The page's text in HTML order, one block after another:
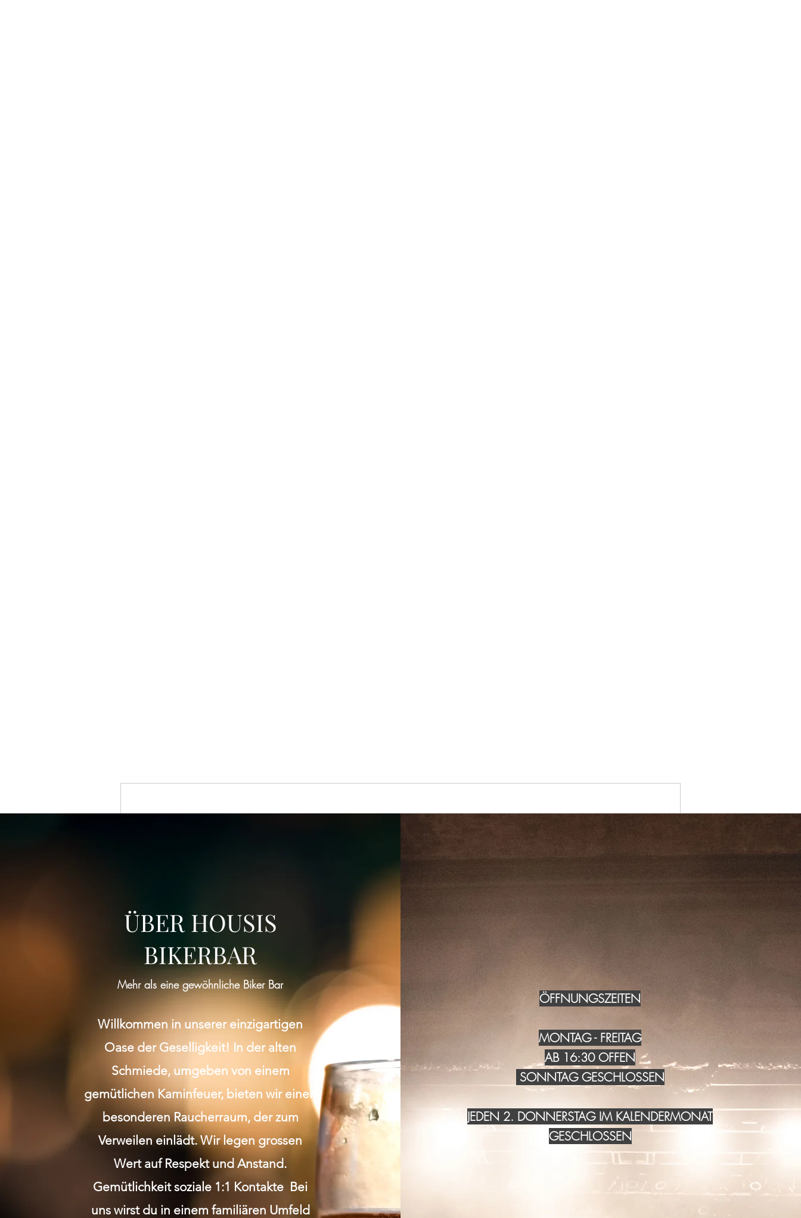
Gruppe konnte nicht gefunden werden
Bitte zur Gruppenliste zurückkehren und es erneut versuchen.
Zur Gruppenliste
ÜBER HOUSIS
BIKERBAR
Mehr als eine gewöhnliche Biker Bar
Willkommen in unserer einzigartigen
Oase der Geselligkeit! In der alten
Schmiede, umgeben von einem
gemütlichen Kaminfeuer, bieten wir einen
besonderen Raucherraum, der zum
Verweilen einlädt. Wir legen grossen
Wert auf Respekt und Anstand.
Gemütlichkeit soziale 1:1 Kontakte Bei
uns wirst du in einem familiären Umfeld
ÖFFNUNGSZEITEN
MONTAG - FREITAG
AB 16:30 OFFEN
SONNTAG GESCHLOSSEN
JEDEN 2. DONNERSTAG IM KALENDERMONAT
GESCHLOSSEN